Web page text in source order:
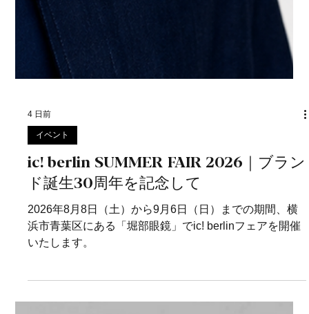
4 日前
ド誕生30周年を記念して